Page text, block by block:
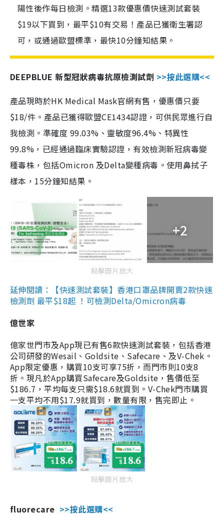
陽性後作每日檢測。精選13款優惠價快速測試套裝
$19以下買到，最平$10有交易！產品已獲衛生署認
可，或通過歐盟標準，最快10分鐘知結果。
DEEPBLUE 新型冠狀病毒抗原檢測試劑 >>按此選購<<
產品現時於HK Medical Mask官網有售，優惠價只要
$18/件。產品已獲得歐盟CE1434認證，可供民眾進行自
我檢測。準確度 99.03%、靈敏度96.4%、特異性
99.8%，已經通過臨床實驗認證，有效檢測新冠病毒變
種毒株，包括Omicron 及Delta變種病毒。使用鼻拭子
樣本，15分鐘知結果。
+2
點擊圖片放大
延伸閱讀：【快速測試套裝】香港口罩品牌開賣2款快速
檢測劑 最平$18起 ！可檢測Delta/Omicron病毒
億世家
億家世門市及App現已有售6款快速測試套裝，包括香港
公司研發的Wesail、Goldsite、Safecare、及V-Chek。
App限定優惠，購買10支可享75折，而門市則10支8
折。現凡於App購買Safecare及Goldsite，售價低至
$186.7，平均每支只需$18.6就買到。V-Chek門市購買
一支平均不用$17.9就買到，數量有限，售完即止。
點擊圖片放大
fluorecare >>按此選購<<